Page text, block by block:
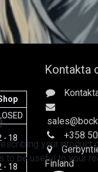
- 18
- 18
Kontakta
sales
+358
Finland
your product
to be useful to your